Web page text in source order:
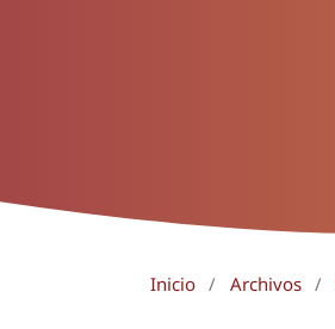
Inicio / Archivos /